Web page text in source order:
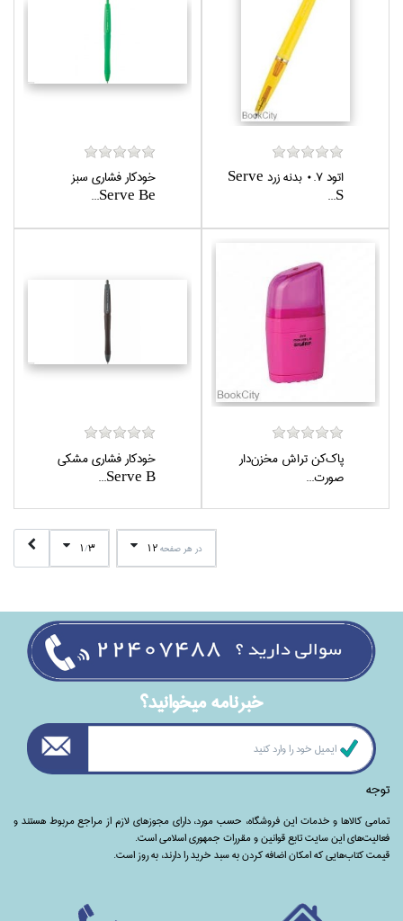
اتود 0.7 بدنه زرد Serve
S...
خودكار فشاري سبز
Serve Be...
پاك‌كن تراش مخزن‌دار
صورت...
خودكار فشاري مشكي
Serve B...
در هر صفحه12
1/3
خبرنامه ميخوانيد؟
توجه
تمامی‌ کالاها و خدمات این فروشگاه، حسب مورد،‌ دارای مجوزهای لازم از مراجع مربوط هستند ‌و‌‌
فعالیت‌های این سایت تابع قوانین و مقررات جمهوری اسلامی است.
قیمت کتاب‌هایی که امکان اضافه کردن به سبد خرید را دارند،‌ به روز است.